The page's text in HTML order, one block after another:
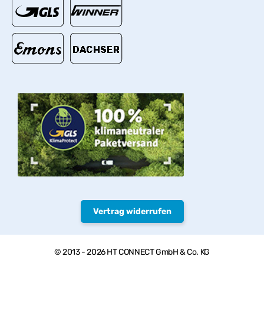
Vertrag widerrufen
© 2013 - 2026 HT CONNECT GmbH & Co. KG